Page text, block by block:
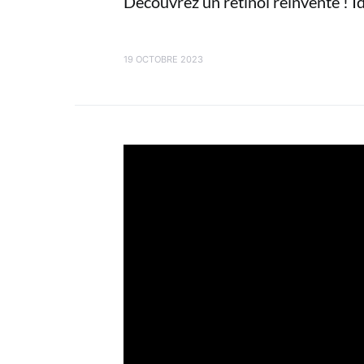
19 OCTOBRE 2023